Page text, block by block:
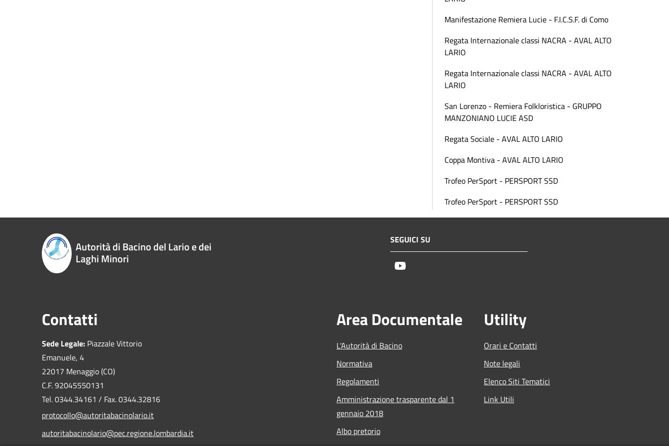
Manifestazione Remiera Lucie - F.I.C.S.F. di Como
Regata Internazionale classi NACRA - AVAL ALTO
LARIO
Regata Internazionale classi NACRA - AVAL ALTO
LARIO
San Lorenzo - Remiera Folkloristica - GRUPPO
MANZONIANO LUCIE ASD
Regata Sociale - AVAL ALTO LARIO
Coppa Montiva - AVAL ALTO LARIO
Trofeo PerSport - PERSPORT SSD
Trofeo PerSport - PERSPORT SSD
Autorità di Bacino del Lario e dei
Laghi Minori
SEGUICI SU
Contatti
Sede Legale: Piazzale Vittorio
Emanuele, 4
22017 Menaggio (CO)
C.F. 92045550131
Tel. 0344.34161 / Fax. 0344.32816
protocollo@autoritabacinolario.it
autoritabacinolario@pec.regione.lombardia.it
Area Documentale
L'Autorità di Bacino
Normativa
Regolamenti
Amministrazione trasparente dal 1
gennaio 2018
Albo pretorio
Utility
Orari e Contatti
Note legali
Elenco Siti Tematici
Link Utili